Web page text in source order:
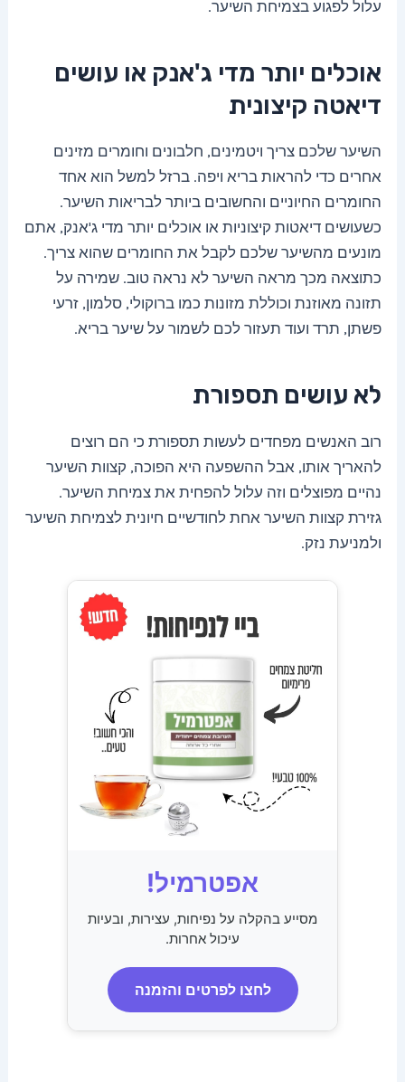
עלול לפגוע בצמיחת השיער.
אוכלים יותר מדי ג'אנק או עושים
דיאטה קיצונית
השיער שלכם צריך ויטמינים, חלבונים וחומרים מזינים
אחרים כדי להראות בריא ויפה. ברזל למשל הוא אחד
החומרים החיוניים והחשובים ביותר לבריאות השיער.
כשעושים דיאטות קיצוניות או אוכלים יותר מדי ג'אנק, אתם
מונעים מהשיער שלכם לקבל את החומרים שהוא צריך.
כתוצאה מכך מראה השיער לא נראה טוב. שמירה על
תזונה מאוזנת וכוללת מזונות כמו ברוקולי, סלמון, זרעי
פשתן, תרד ועוד תעזור לכם לשמור על שיער בריא.
לא עושים תספורת
רוב האנשים מפחדים לעשות תספורת כי הם רוצים
להאריך אותו, אבל ההשפעה היא הפוכה, קצוות השיער
נהיים מפוצלים וזה עלול להפחית את צמיחת השיער.
גזירת קצוות השיער אחת לחודשיים חיונית לצמיחת השיער
ולמניעת נזק.
אפטרמיל!
מסייע בהקלה על נפיחות, עצירות, ובעיות
עיכול אחרות.
לחצו לפרטים והזמנה